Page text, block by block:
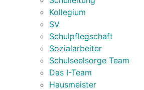
Kollegium
SV
Schulpflegschaft
Sozialarbeiter
Schulseelsorge Team
Das I-Team
Hausmeister